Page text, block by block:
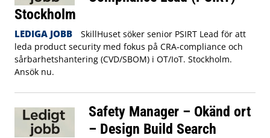
Stockholm
LEDIGA JOBB
SkillHuset söker senior PSIRT Lead för att
leda product security med fokus på CRA‑compliance och
sårbarhetshantering (CVD/SBOM) i OT/IoT. Stockholm.
Ansök nu.
Safety Manager – Okänd ort
– Design Build Search